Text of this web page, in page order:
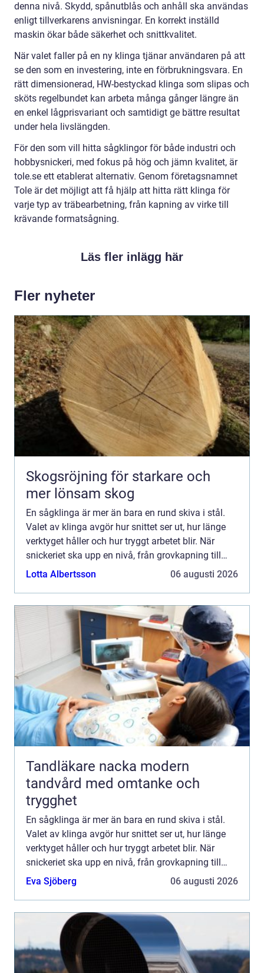
denna nivå. Skydd, spånutblås och anhåll ska användas
enligt tillverkarens anvisningar. En korrekt inställd
maskin ökar både säkerhet och snittkvalitet.
När valet faller på en ny klinga tjänar användaren på att
se den som en investering, inte en förbrukningsvara. En
rätt dimensionerad, HW-bestyckad klinga som slipas och
sköts regelbundet kan arbeta många gånger längre än
en enkel lågprisvariant och samtidigt ge bättre resultat
under hela livslängden.
För den som vill hitta sågklingor för både industri och
hobbysnickeri, med fokus på hög och jämn kvalitet, är
tole.se ett etablerat alternativ. Genom företagsnamnet
Tole är det möjligt att få hjälp att hitta rätt klinga för
varje typ av träbearbetning, från kapning av virke till
krävande formatsågning.
Läs fler inlägg här
Fler nyheter
Skogsröjning för starkare och
mer lönsam skog
En sågklinga är mer än bara en rund skiva i stål.
Valet av klinga avgör hur snittet ser ut, hur länge
verktyget håller och hur tryggt arbetet blir. När
snickeriet ska upp en nivå, från grovkapning till
finsnickeri, är klingan ofta den första komponen...
Lotta Albertsson 06 augusti 2026
Tandläkare nacka modern
tandvård med omtanke och
trygghet
En sågklinga är mer än bara en rund skiva i stål.
Valet av klinga avgör hur snittet ser ut, hur länge
verktyget håller och hur tryggt arbetet blir. När
snickeriet ska upp en nivå, från grovkapning till
finsnickeri, är klingan ofta den första komponen...
Eva Sjöberg 06 augusti 2026